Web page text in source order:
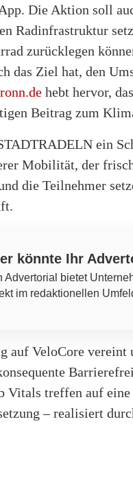
Die Aktion soll
Radinfrastruktur
zurücklegen
das Ziel hat, den
hebt hervor,
Beitrag zum
ein
Mobilität, der
die Teilnehmer
könnte Ihr
Advertorial bietet
im redaktionellen
auf VeloCore vereint
Vitals treffen auf
– realisiert